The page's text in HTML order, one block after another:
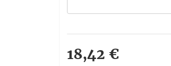
18,42 €